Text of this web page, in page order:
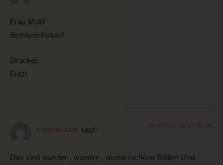
Frau Mülli!
Bomben-Fotos!!
Drücker,
Fritzi
fraupotsdam sagt: 22/10/2012 um 17:05 Uhr
Das sind wunder-, wunder-, wunderschöne Bilder! Und